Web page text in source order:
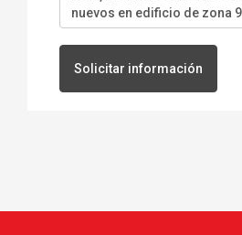
Solicitar información